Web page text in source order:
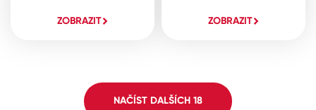
ZOBRAZIT ZOBRAZIT
NAČÍST DALŠÍCH 18